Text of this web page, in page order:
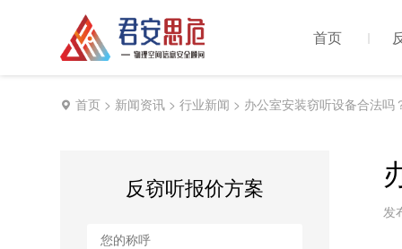
首页
首页 > 新闻资讯 >行业新闻 > 办公室安装窃听设备合法
反窃听报价方案
发